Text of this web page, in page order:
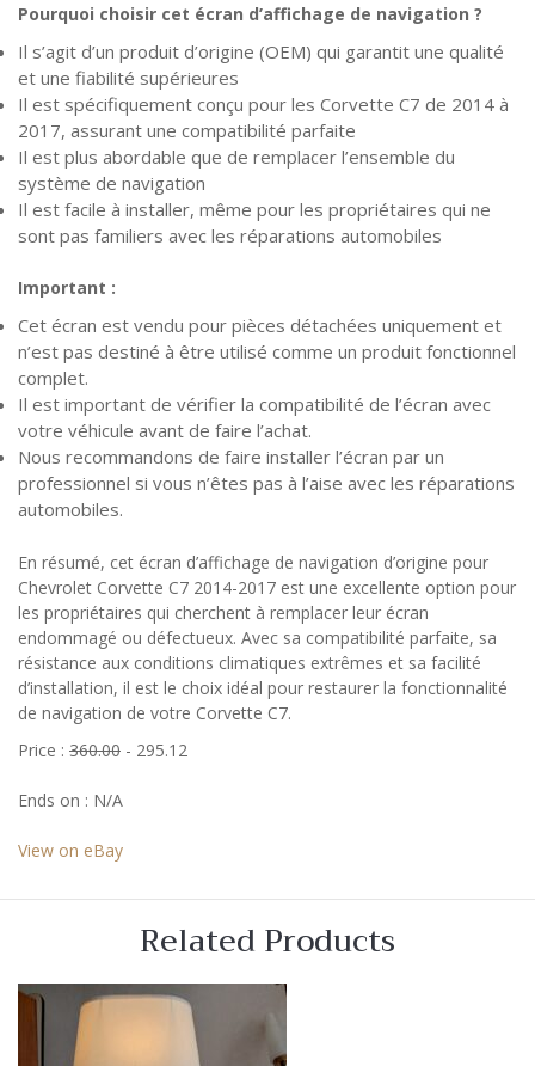
Pourquoi choisir cet écran d’affichage de navigation ?
Il s’agit d’un produit d’origine (OEM) qui garantit une qualité
et une fiabilité supérieures
Il est spécifiquement conçu pour les Corvette C7 de 2014 à
2017, assurant une compatibilité parfaite
Il est plus abordable que de remplacer l’ensemble du
système de navigation
Il est facile à installer, même pour les propriétaires qui ne
sont pas familiers avec les réparations automobiles
Important :
Cet écran est vendu pour pièces détachées uniquement et
n’est pas destiné à être utilisé comme un produit fonctionnel
complet.
Il est important de vérifier la compatibilité de l’écran avec
votre véhicule avant de faire l’achat.
Nous recommandons de faire installer l’écran par un
professionnel si vous n’êtes pas à l’aise avec les réparations
automobiles.
En résumé, cet écran d’affichage de navigation d’origine pour
Chevrolet Corvette C7 2014-2017 est une excellente option pour
les propriétaires qui cherchent à remplacer leur écran
endommagé ou défectueux. Avec sa compatibilité parfaite, sa
résistance aux conditions climatiques extrêmes et sa facilité
d’installation, il est le choix idéal pour restaurer la fonctionnalité
de navigation de votre Corvette C7.
Price : 360.00 - 295.12
Ends on : N/A
View on eBay
Related Products